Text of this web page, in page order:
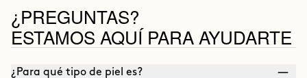
¿PREGUNTAS?
ESTAMOS AQUÍ PARA AYUDARTE
¿Para qué tipo de piel es?